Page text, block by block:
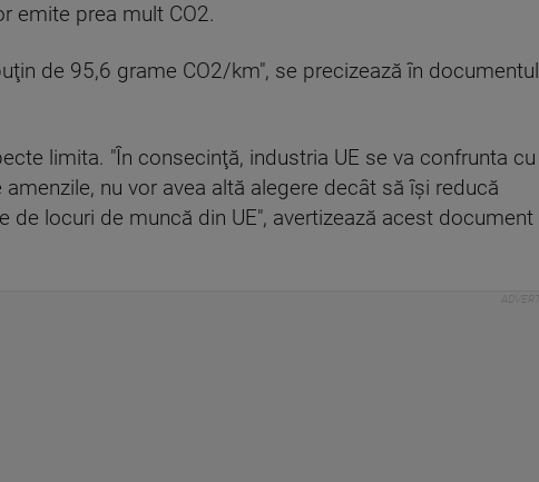
emite prea mult CO2.
de 95,6 grame CO2/km", se precizează în documentul
limita. "În consecinţă, industria UE se va confrunta cu
nu vor avea altă alegere decât să îşi reducă
locuri de muncă din UE", avertizează acest document